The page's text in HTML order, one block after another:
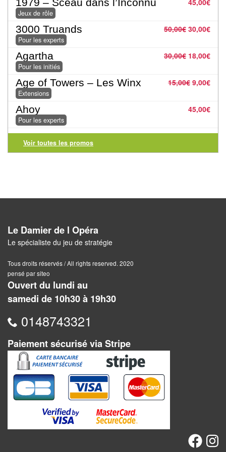
Tables
Accessoires
Jeux
société
Jeux
de
cartes
Pour
les
Pour
la
famille
Pour
les
initiés
Pour
les
experts
En
Jeux de rôle
50,00€ 30,00€
3000 Truands
Pour les experts
30,00€ 18,00€
Agartha
Pour les initiés
15,00€ 9,00€
Age of Towers – Les Winx
Extensions
45,00€
Ahoy
Pour les experts
Voir toutes les promos
Le Damier de l Opéra
Le spécialiste du jeu de stratégie
Tous droits réservés / All rights reserved. 2020
pensé par siteo
Ouvert du lundi au
samedi de 10h30 à 19h30
0148743321
Paiement sécurisé via Stripe